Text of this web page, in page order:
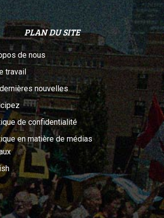
PLAN DU SITE
de nous
travail
nouvelles
de confidentialité
en matière de médias